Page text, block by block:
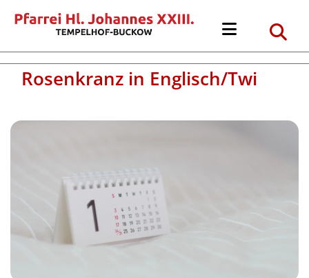
Rosenkranz in Englisch/Twi